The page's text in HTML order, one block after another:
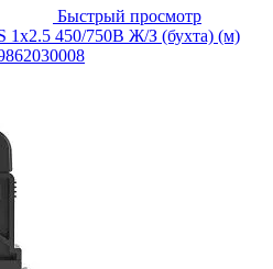
Быстрый просмотр
450/750В Ж/З (бухта) (м)